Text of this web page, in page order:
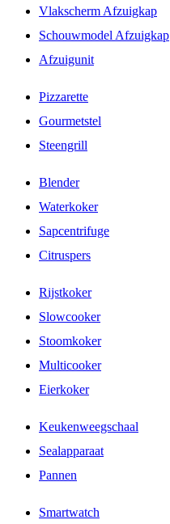
Vlakscherm Afzuigkap
Schouwmodel Afzuigkap
Afzuigunit
Pizzarette
Gourmetstel
Steengrill
Blender
Waterkoker
Sapcentrifuge
Citruspers
Rijstkoker
Slowcooker
Stoomkoker
Multicooker
Eierkoker
Keukenweegschaal
Sealapparaat
Pannen
Smartwatch